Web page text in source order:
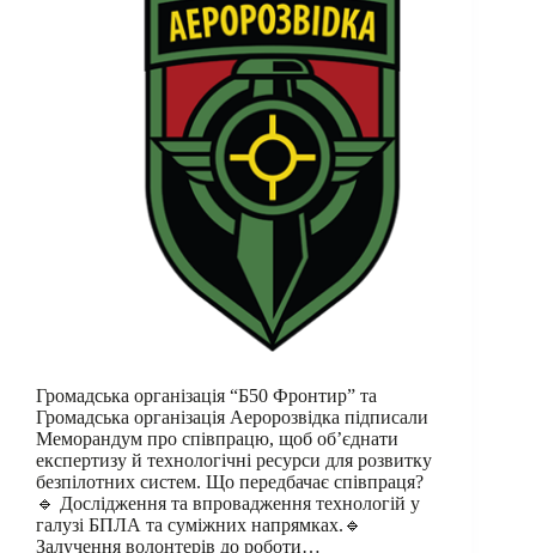
Громадська організація “Б50 Фронтир” та
Громадська організація Аеророзвідка підписали
Меморандум про співпрацю, щоб об’єднати
експертизу й технологічні ресурси для розвитку
безпілотних систем. Що передбачає співпраця?
🔹 Дослідження та впровадження технологій у
галузі БПЛА та суміжних напрямках.🔹
Залучення волонтерів до роботи…